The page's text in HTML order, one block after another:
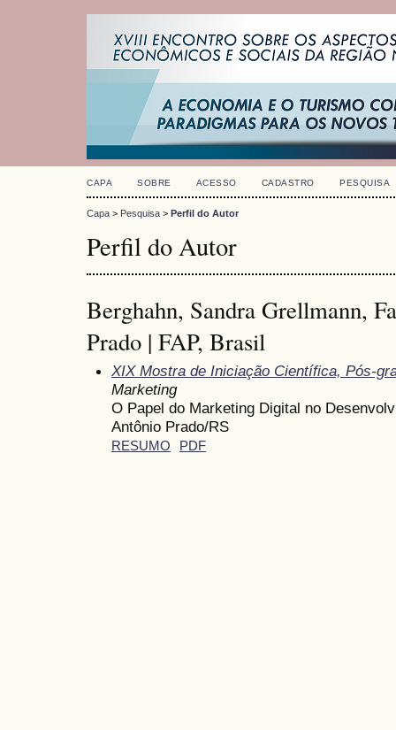
CAPA SOBRE ACESSO CADASTRO PESQUISA
Capa > Pesquisa > Perfil do Autor
Perfil do Autor
Berghahn, Sandra Grellmann,
Prado | FAP, Brasil
XIX Mostra de Iniciação Científica, Pós-
Marketing
O Papel do Marketing Digital no
Antônio Prado/RS
RESUMO PDF